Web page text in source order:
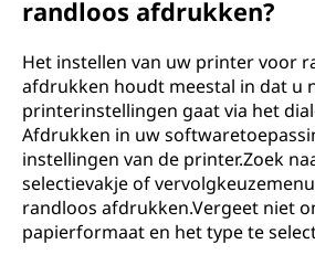
randloos afdrukken?
Het instellen van uw printer voor
afdrukken houdt meestal in dat u
printerinstellingen gaat via het
Afdrukken in uw
instellingen van de printer.Zoek
selectievakje of
randloos afdrukken.Vergeet niet
papierformaat en het type te